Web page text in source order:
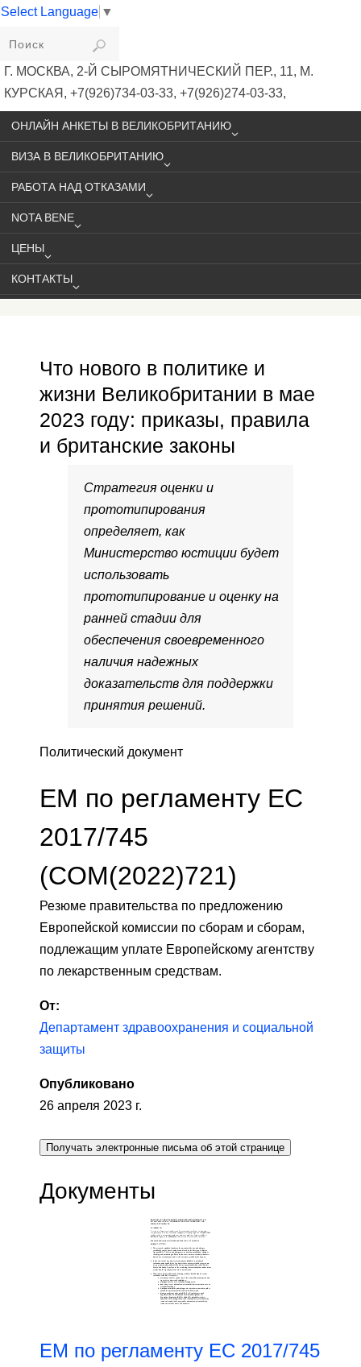
Select Language ▼
VIKIVISA
Г. МОСКВА, 2-Й СЫРОМЯТНИЧЕСКИЙ ПЕР., 11, М.
КУРСКАЯ, +7(926)734-03-33, +7(926)274-03-33,
VISA@VIKIVISA.RU
ОНЛАЙН АНКЕТЫ В ВЕЛИКОБРИТАНИЮ
ВИЗА В ВЕЛИКОБРИТАНИЮ
РАБОТА НАД ОТКАЗАМИ
NOTA BENE
ЦЕНЫ
КОНТАКТЫ
Что нового в политике и
жизни Великобритании в мае
2023 году: приказы, правила
и британские законы
Стратегия оценки и
прототипирования
определяет, как
Министерство юстиции будет
использовать
прототипирование и оценку на
ранней стадии для
обеспечения своевременного
наличия надежных
доказательств для поддержки
принятия решений.
Политический документ
EM по регламенту ЕС
2017/745
(COM(2022)721)
Резюме правительства по предложению
Европейской комиссии по сборам и сборам,
подлежащим уплате Европейскому агентству
по лекарственным средствам.
От:
Департамент здравоохранения и социальной
защиты
Опубликовано
26 апреля 2023 г.
Получать электронные письма об этой странице
Документы
EM по регламенту ЕС 2017/745